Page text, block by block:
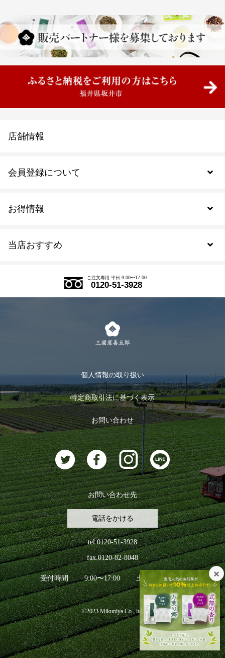
当店おすすめ
式部の香りシリーズ
お茶のギフト
おすすめのお茶
お茶に合うスイーツ
お得情報
会員登録について
会員規約について
ログイン
ログアウト
店舗情報
ご注文専用 平日 9:00〜17:00
0120-51-3928
個人情報の取り扱い
特定商取引法に基づく表示
お問い合わせ
お問い合わせ先
電話をかける
tel.0120-51-3928
fax.0120-82-8048
受付時間 9:00〜17:00 土日祝日を除く
©2023 Mikuniya Co., ltd.